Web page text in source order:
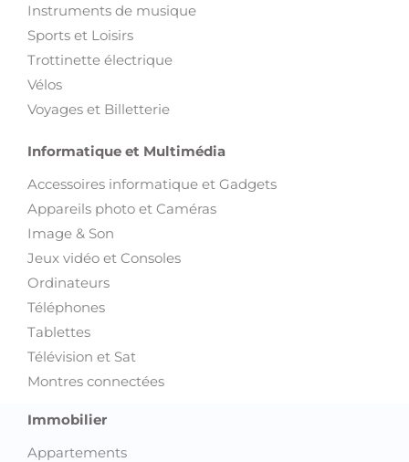
Instruments de musique
Sports et Loisirs
Trottinette électrique
Vélos
Voyages et Billetterie
Informatique et Multimédia
Accessoires informatique et Gadgets
Appareils photo et Caméras
Image & Son
Jeux vidéo et Consoles
Ordinateurs
Téléphones
Tablettes
Télévision et Sat
Montres connectées
Immobilier
Appartements